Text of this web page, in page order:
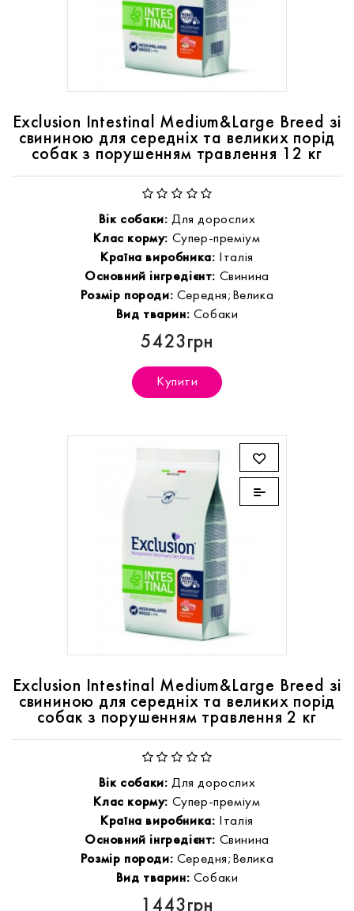
Exclusion Intestinal Medium&Large Breed зі
свининою для середніх та великих порід
собак з порушенням травлення 12 кг
Вік собаки: Для дорослих
Клас корму: Супер-преміум
Країна виробника: Італія
Основний інгредієнт: Свинина
Розмір породи: Середня;Велика
Вид тварин: Собаки
5423грн
Купити
Exclusion Intestinal Medium&Large Breed зі
свининою для середніх та великих порід
собак з порушенням травлення 2 кг
Вік собаки: Для дорослих
Клас корму: Супер-преміум
Країна виробника: Італія
Основний інгредієнт: Свинина
Розмір породи: Середня;Велика
Вид тварин: Собаки
1443грн